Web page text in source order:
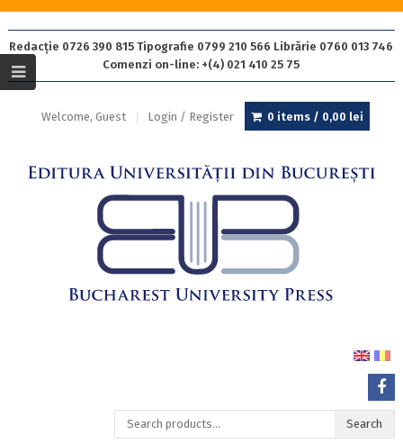
Redacție 0726 390 815 Tipografie 0799 210 566 Librărie 0760 013 746
Comenzi on-line: +(4) 021 410 25 75
Welcome, Guest Login / Register 0 items / 0,00 lei
Search
for:
Search